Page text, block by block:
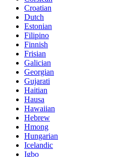
Croatian
Dutch
Estonian
Filipino
Finnish
Frisian
Galician
Georgian
Gujarati
Haitian
Hausa
Hawaiian
Hebrew
Hmong
Hungarian
Icelandic
Igbo